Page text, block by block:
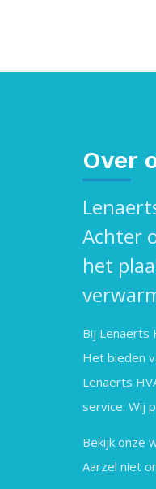
Over
Achter
het
Bij Lenaerts
Het bieden
Lenaerts
service. Wij
Bekijk onze
Aarzel niet